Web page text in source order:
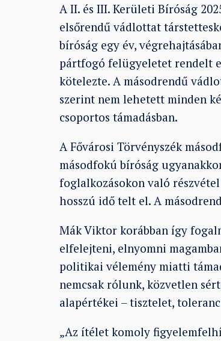
A II. és III. Kerületi Bíróság
elsőrendű vádlottat
bíróság egy év,
pártfogó felügyeletet rendelt
kötelezte. A másodrendű
szerint nem lehetett minden
csoportos támadásban.
A Fővárosi Törvényszék
másodfokú bíróság
foglalkozásokon való
hosszú idő telt el. A
Mák Viktor korábban így
elfelejteni, elnyomni
politikai vélemény miatti
nemcsak rólunk, közvetlen
alapértékei – tisztelet,
„Az ítélet komoly